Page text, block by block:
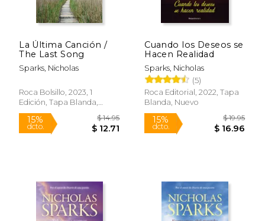
15% 15%
La Última Canción /
The Last Song
Sparks, Nicholas
Roca Bolsillo, 2023, 1
Edición, Tapa Blanda,
Nuevo
Cuando los Deseos se
Hacen Realidad
Sparks, Nicholas
(5)
Roca Editorial, 2022, Tapa
Blanda, Nuevo